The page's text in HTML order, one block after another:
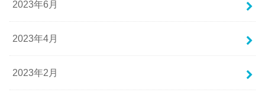
2023年6月
2023年4月
2023年2月